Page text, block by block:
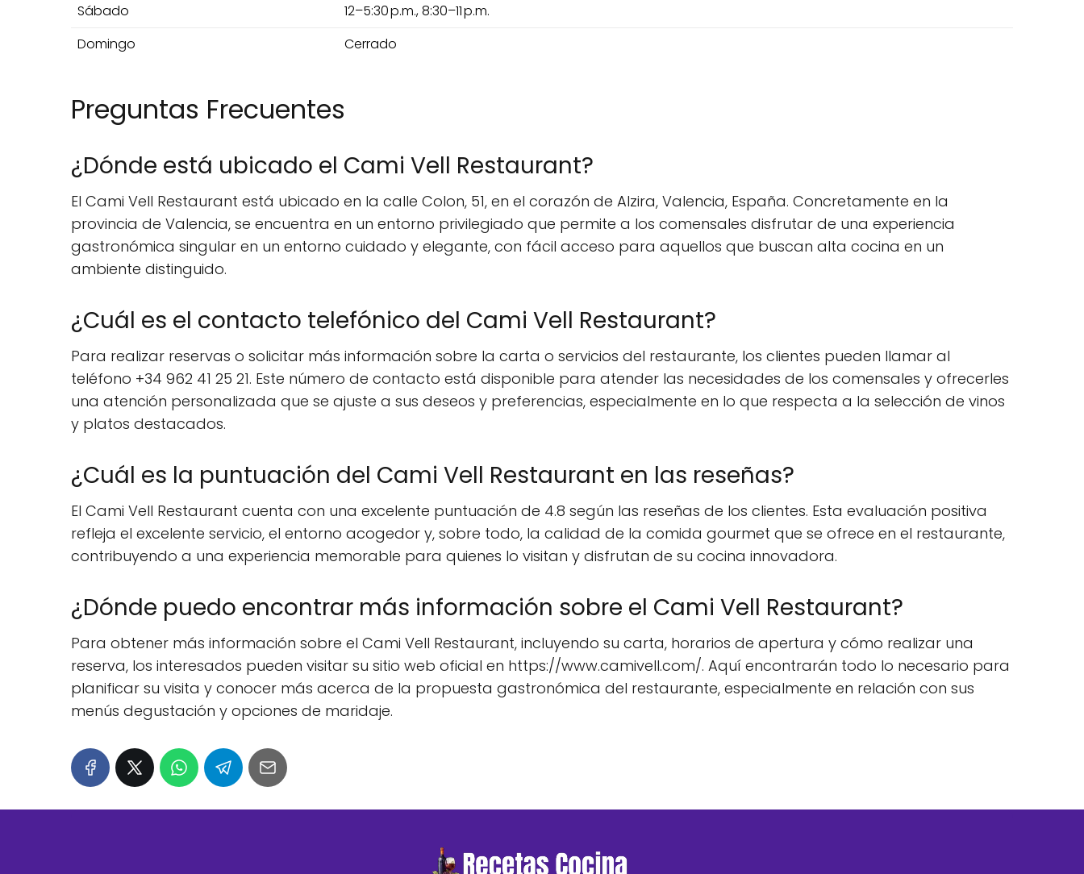
Sábado
12–5:30 p.m., 8:30–11 p.m.
Domingo
Cerrado
Preguntas Frecuentes
¿Dónde está ubicado el Cami Vell Restaurant?
El Cami Vell Restaurant está ubicado en la calle Colon, 51, en el corazón de Alzira, Valencia, España. Concretamente en la
provincia de Valencia, se encuentra en un entorno privilegiado que permite a los comensales disfrutar de una experiencia
gastronómica singular en un entorno cuidado y elegante, con fácil acceso para aquellos que buscan alta cocina en un
ambiente distinguido.
¿Cuál es el contacto telefónico del Cami Vell Restaurant?
Para realizar reservas o solicitar más información sobre la carta o servicios del restaurante, los clientes pueden llamar al
teléfono +34 962 41 25 21. Este número de contacto está disponible para atender las necesidades de los comensales y ofrecerles
una atención personalizada que se ajuste a sus deseos y preferencias, especialmente en lo que respecta a la selección de vinos
y platos destacados.
¿Cuál es la puntuación del Cami Vell Restaurant en las reseñas?
El Cami Vell Restaurant cuenta con una excelente puntuación de 4.8 según las reseñas de los clientes. Esta evaluación positiva
refleja el excelente servicio, el entorno acogedor y, sobre todo, la calidad de la comida gourmet que se ofrece en el restaurante,
contribuyendo a una experiencia memorable para quienes lo visitan y disfrutan de su cocina innovadora.
¿Dónde puedo encontrar más información sobre el Cami Vell Restaurant?
Para obtener más información sobre el Cami Vell Restaurant, incluyendo su carta, horarios de apertura y cómo realizar una
reserva, los interesados pueden visitar su sitio web oficial en https://www.camivell.com/. Aquí encontrarán todo lo necesario para
planificar su visita y conocer más acerca de la propuesta gastronómica del restaurante, especialmente en relación con sus
menús degustación y opciones de maridaje.